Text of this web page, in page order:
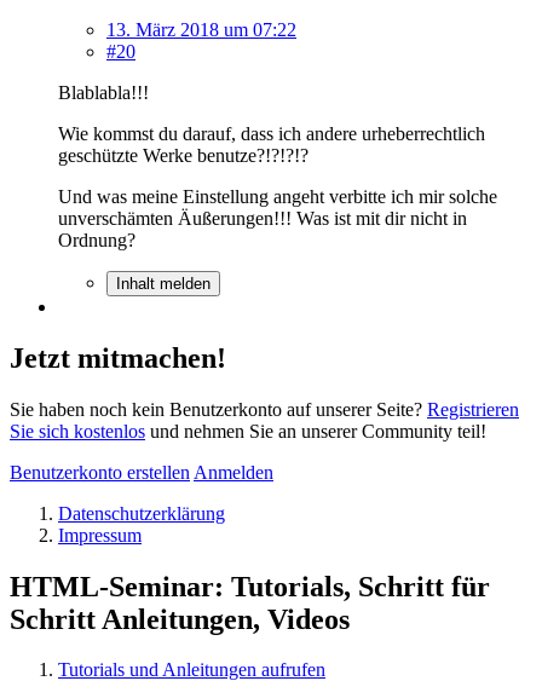
13. März 2018 um 07:22
#20
Blablabla!!!
Wie kommst du darauf, dass ich andere urheberrechtlich
geschützte Werke benutze?!?!?!?
Und was meine Einstellung angeht verbitte ich mir solche
unverschämten Äußerungen!!! Was ist mit dir nicht in
Ordnung?
Inhalt melden
Jetzt mitmachen!
Sie haben noch kein Benutzerkonto auf unserer Seite? Registrieren
Sie sich kostenlos und nehmen Sie an unserer Community teil!
Benutzerkonto erstellen Anmelden
Datenschutzerklärung
Impressum
HTML-Seminar: Tutorials, Schritt für
Schritt Anleitungen, Videos
Tutorials und Anleitungen aufrufen